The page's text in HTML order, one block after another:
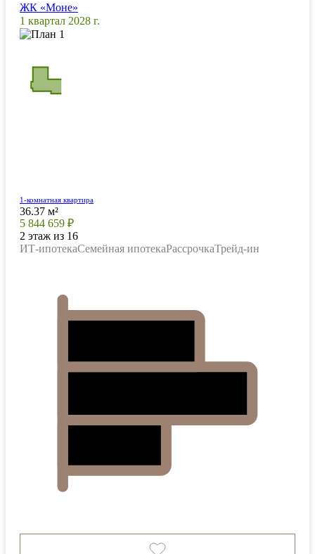
ЖК «Моне»
1 квартал 2028 г.
1-комнатная квартира
36.37 м²
5 844 659 ₽
2 этаж из 16
ИТ-ипотекаСемейная ипотекаРассрочкаТрейд-ин